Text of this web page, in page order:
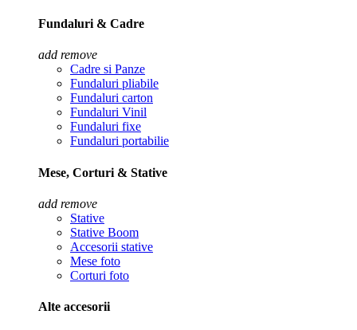
Fundaluri & Cadre
add remove
Cadre si Panze
Fundaluri pliabile
Fundaluri carton
Fundaluri Vinil
Fundaluri fixe
Fundaluri portabilie
Mese, Corturi & Stative
add remove
Stative
Stative Boom
Accesorii stative
Mese foto
Corturi foto
Alte accesorii